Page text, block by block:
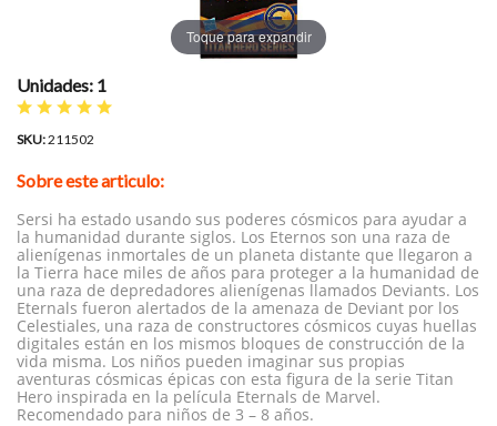
Toque para expandir
Unidades: 1
SKU:211502
Sobre este articulo:
Sersi ha estado usando sus poderes cósmicos para ayudar a
la humanidad durante siglos. Los Eternos son una raza de
alienígenas inmortales de un planeta distante que llegaron a
la Tierra hace miles de años para proteger a la humanidad de
una raza de depredadores alienígenas llamados Deviants. Los
Eternals fueron alertados de la amenaza de Deviant por los
Celestiales, una raza de constructores cósmicos cuyas huellas
digitales están en los mismos bloques de construcción de la
vida misma. Los niños pueden imaginar sus propias
aventuras cósmicas épicas con esta figura de la serie Titan
Hero inspirada en la película Eternals de Marvel.
Recomendado para niños de 3 – 8 años.